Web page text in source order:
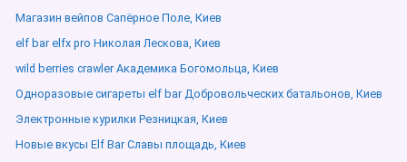
Магазин вейпов Сапёрное Поле, Киев
elf bar elfx pro Николая Лескова, Киев
wild berries crawler Академика Богомольца, Киев
Одноразовые сигареты elf bar Добровольческих батальонов, Киев
Электронные курилки Резницкая, Киев
Новые вкусы Elf Bar Славы площадь, Киев